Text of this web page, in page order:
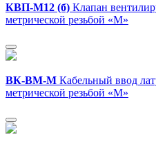
КВП-М12 (б) Клапан
метрической резьбой «M»
ВК-ВМ-М Кабельный ввод
метрической резьбой «M»